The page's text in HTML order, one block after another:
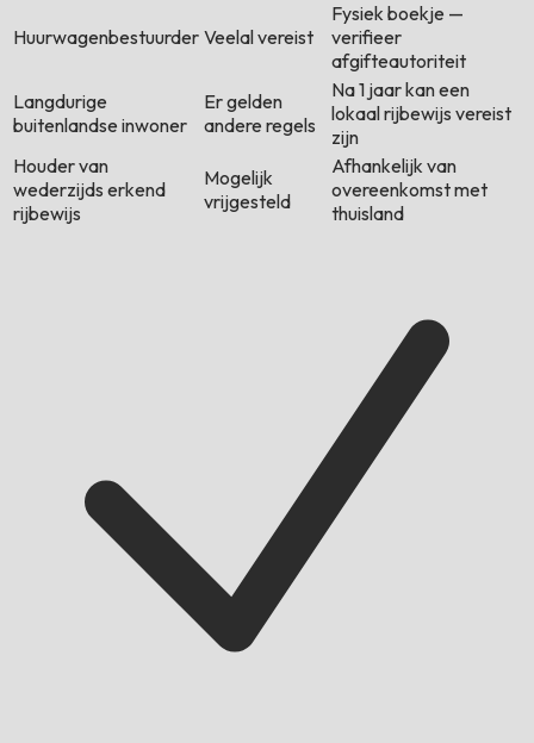
Huurwagenbestuurder Veelal vereist
Fysiek boekje —
verifieer
afgifteautoriteit
Langdurige
buitenlandse inwoner
Er gelden
andere regels
Na 1 jaar kan een
lokaal rijbewijs vereist
zijn
Houder van
wederzijds erkend
rijbewijs
Mogelijk
vrijgesteld
Afhankelijk van
overeenkomst met
thuisland